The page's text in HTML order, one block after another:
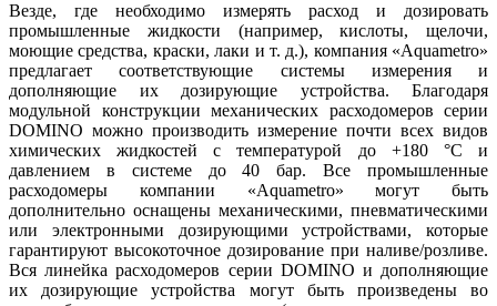
Везде, где необходимо измерять расход и дозировать
промышленные жидкости (например, кислоты, щелочи,
моющие средства, краски, лаки и т. д.), компания «Aquametro»
предлагает соответствующие системы измерения и
дополняющие их дозирующие устройства. Благодаря
модульной конструкции механических расходомеров серии
DOMINO можно производить измерение почти всех видов
химических жидкостей с температурой до +180 °C и
давлением в системе до 40 бар. Все промышленные
расходомеры компании «Aquametro» могут быть
дополнительно оснащены механическими, пневматическими
или электронными дозирующими устройствами, которые
гарантируют высокоточное дозирование при наливе/розливе.
Вся линейка расходомеров серии DOMINO и дополняющие
их дозирующие устройства могут быть произведены во